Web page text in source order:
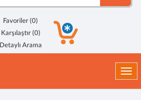
Favoriler(0)
Karşılaştır (0)
Detaylı Arama